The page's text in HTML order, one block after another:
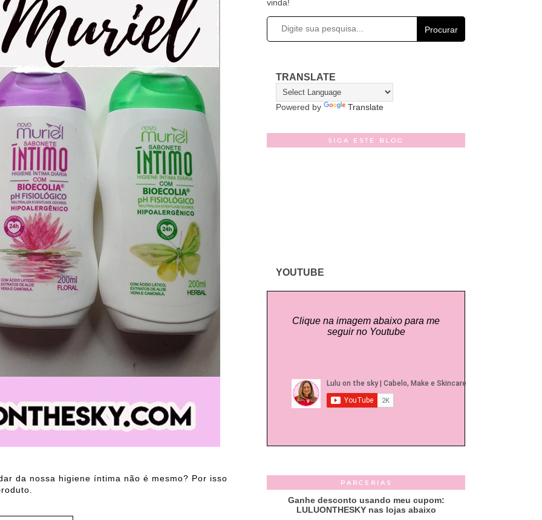
da nossa higiene íntima não é mesmo? Por isso
vinda!
Procurar
TRANSLATE
Powered by Translate
SIGA ESTE BLOG
YOUTUBE
Clique na imagem abaixo para me
seguir no Youtube
PARCERIAS
Ganhe desconto usando meu cupom:
LULUONTHESKY nas lojas abaixo